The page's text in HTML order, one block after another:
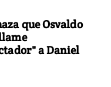
que Osvaldo
a Daniel